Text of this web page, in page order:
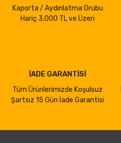
Kaporta / Aydınlatma Grubu
Hariç 3.000 TL ve Üzeri
İADE GARANTİSİ
Tüm Ürünlerimizde Koşulsuz
Şartsız 15 Gün İade Garantisi